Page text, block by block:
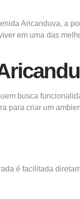
Aricanduva, a
em uma das
busca
para criar um
é facilitada